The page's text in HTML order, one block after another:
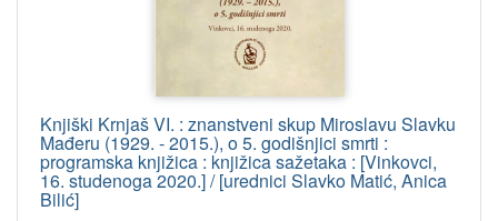
Knjiški Krnjaš VI. : znanstveni skup Miroslavu Slavku
Mađeru (1929. - 2015.), o 5. godišnjici smrti :
programska knjižica : knjižica sažetaka : [Vinkovci,
16. studenoga 2020.] / [urednici Slavko Matić, Anica
Bilić]